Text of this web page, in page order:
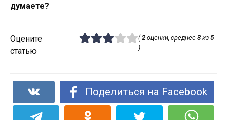
думаете?
Оцените
статью
(2оценки, среднее 3из 5
)
Поделиться на Facebook